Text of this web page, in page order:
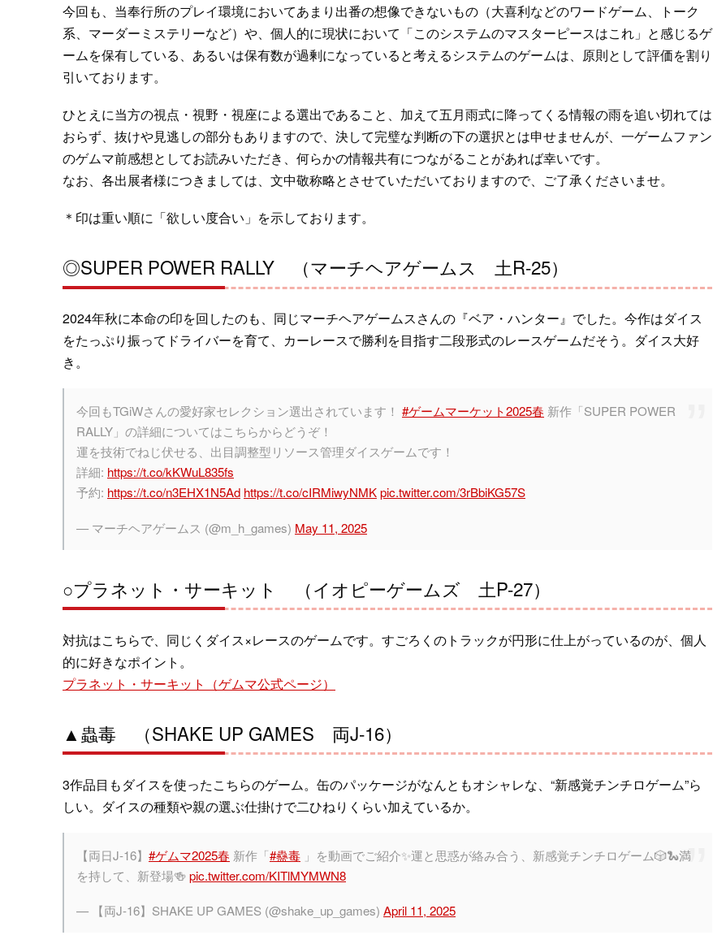
今回も、当奉行所のプレイ環境においてあまり出番の想像できないもの（大喜利などのワードゲーム、トーク
系、マーダーミステリーなど）や、個人的に現状において「このシステムのマスターピースはこれ」と感じるゲ
ームを保有している、あるいは保有数が過剰になっていると考えるシステムのゲームは、原則として評価を割り
引いております。
ひとえに当方の視点・視野・視座による選出であること、加えて五月雨式に降ってくる情報の雨を追い切れては
おらず、抜けや見逃しの部分もありますので、決して完璧な判断の下の選択とは申せませんが、一ゲームファン
のゲムマ前感想としてお読みいただき、何らかの情報共有につながることがあれば幸いです。
なお、各出展者様につきましては、文中敬称略とさせていただいておりますので、ご了承くださいませ。
＊印は重い順に「欲しい度合い」を示しております。
◎SUPER POWER RALLY （マーチヘアゲームス 土R-25）
2024年秋に本命の印を回したのも、同じマーチヘアゲームスさんの『ベア・ハンター』でした。今作はダイス
をたっぷり振ってドライバーを育て、カーレースで勝利を目指す二段形式のレースゲームだそう。ダイス大好
き。
今回もTGiWさんの愛好家セレクション選出されています！ #ゲームマーケット2025春 新作「SUPER POWER
RALLY」の詳細についてはこちらからどうぞ！
運を技術でねじ伏せる、出目調整型リソース管理ダイスゲームです！
詳細: https://t.co/kKWuL835fs
予約: https://t.co/n3EHX1N5Ad https://t.co/cIRMiwyNMKpic.twitter.com/3rBbiKG57S
— マーチヘアゲームス (@m_h_games) May 11, 2025
○プラネット・サーキット （イオピーゲームズ 土P-27）
対抗はこちらで、同じくダイス×レースのゲームです。すごろくのトラックが円形に仕上がっているのが、個人
的に好きなポイント。
プラネット・サーキット（ゲムマ公式ページ）
▲蟲毒 （SHAKE UP GAMES 両J-16）
3作品目もダイスを使ったこちらのゲーム。缶のパッケージがなんともオシャレな、“新感覚チンチロゲーム”ら
しい。ダイスの種類や親の選ぶ仕掛けで二ひねりくらい加えているか。
【両日J-16】 #ゲムマ2025春 新作「#蠱毒 」を動画でご紹介✨運と思惑が絡み合う、新感覚チンチロゲーム🎲🐍満
を持して、新登場🍻pic.twitter.com/KITlMYMWN8
— 【両J-16】SHAKE UP GAMES (@shake_up_games) April 11, 2025